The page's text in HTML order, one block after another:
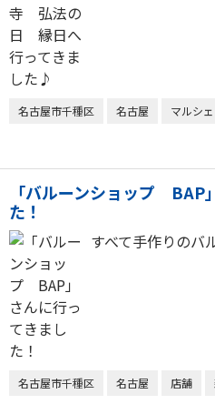
名古屋市千種区 名古屋 マルシェ
「バルーンショップ BAP
た！
すべて手作りのバ
名古屋市千種区 名古屋 店舗